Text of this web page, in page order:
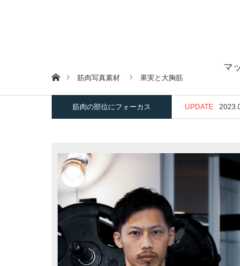
マ
ホーム筋肉写真素材 果実と大胸筋
筋肉の部位にフォーカス UPDATE